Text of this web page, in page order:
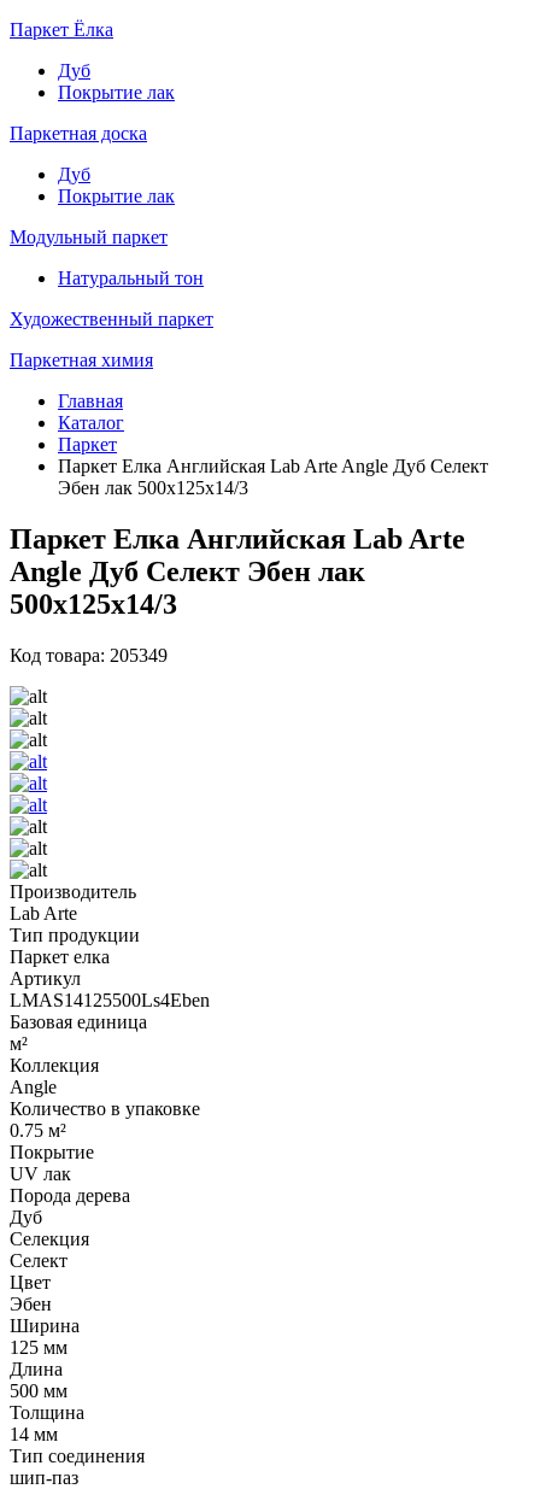
Паркет Ёлка
Дуб
Покрытие лак
Паркетная доска
Дуб
Покрытие лак
Модульный паркет
Натуральный тон
Художественный паркет
Паркетная химия
Главная
Каталог
Паркет
Паркет Елка Английская Lab Arte Angle Дуб Селект
Эбен лак 500х125х14/3
Паркет Елка Английская Lab Arte
Angle Дуб Селект Эбен лак
500х125х14/3
Код товара: 205349
Производитель
Lab Arte
Тип продукции
Паркет елка
Артикул
LMAS14125500Ls4Eben
Базовая единица
м²
Коллекция
Angle
Количество в упаковке
0.75 м²
Покрытие
UV лак
Порода дерева
Дуб
Селекция
Селект
Цвет
Эбен
Ширина
125 мм
Длина
500 мм
Толщина
14 мм
Тип соединения
шип-паз